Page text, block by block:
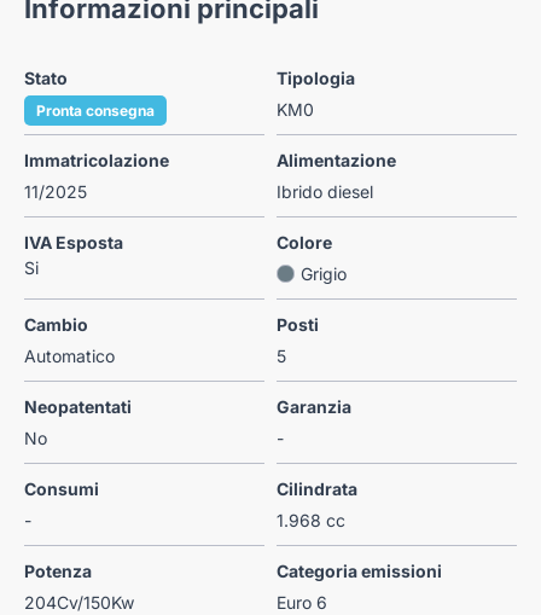
Informazioni principali
Stato
Pronta consegna
Tipologia
KM0
Immatricolazione
11/2025
Alimentazione
Ibrido diesel
IVA Esposta
Si
Colore
Grigio
Cambio
Automatico
Posti
5
Neopatentati
No
Garanzia
-
Consumi
-
Cilindrata
1.968 cc
Potenza
204Cv/150Kw
Categoria emissioni
Euro 6